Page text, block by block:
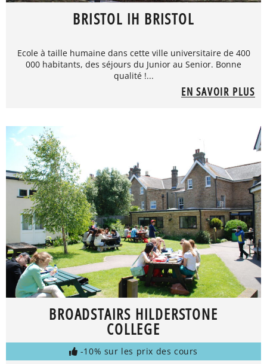
BRISTOL IH BRISTOL
Ecole à taille humaine dans cette ville universitaire de 400
000 habitants, des séjours du Junior au Senior. Bonne
qualité !...
EN SAVOIR PLUS
BROADSTAIRS HILDERSTONE
COLLEGE
-10% sur les prix des cours